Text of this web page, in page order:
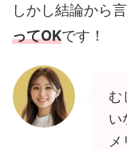
しかし結論から言
ってOKです！
む
い